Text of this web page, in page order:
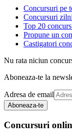
Concursuri pe
Concursuri
Top 20
Propune un
Castigatori
Nu rata niciun
Aboneaza-te la
Adresa de email
Aboneaza-te
Concursuri